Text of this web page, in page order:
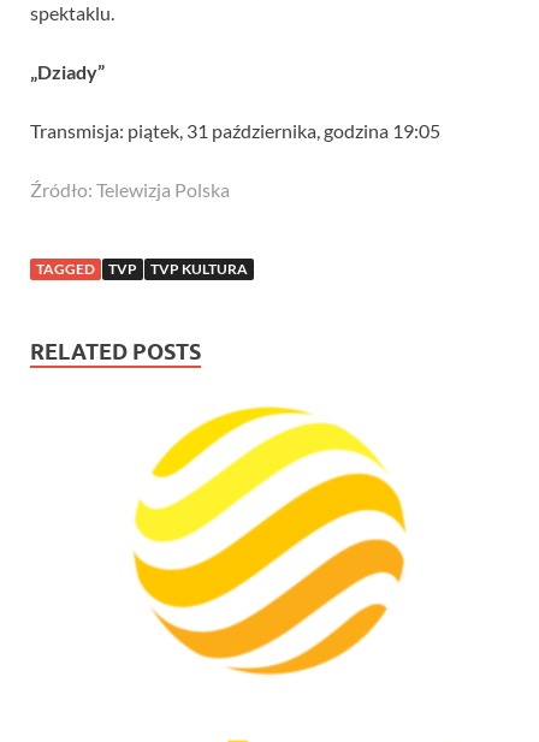
spektaklu.
„Dziady”
Transmisja: piątek, 31 października, godzina 19:05
Źródło: Telewizja Polska
TAGGED TVP TVP KULTURA
RELATED POSTS